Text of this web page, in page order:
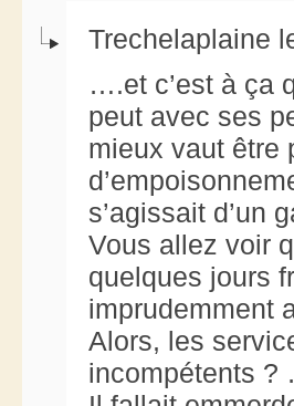
Trechelaplaine
….et c’est à ça
peut avec ses
mieux vaut être
s’agissait d’un
Vous allez voir
quelques jours
imprudemment
Alors, les
incompétents